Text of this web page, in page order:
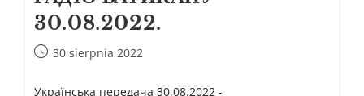
30.08.2022.
30 sierpnia 2022
Українська передача 30.08.2022 -